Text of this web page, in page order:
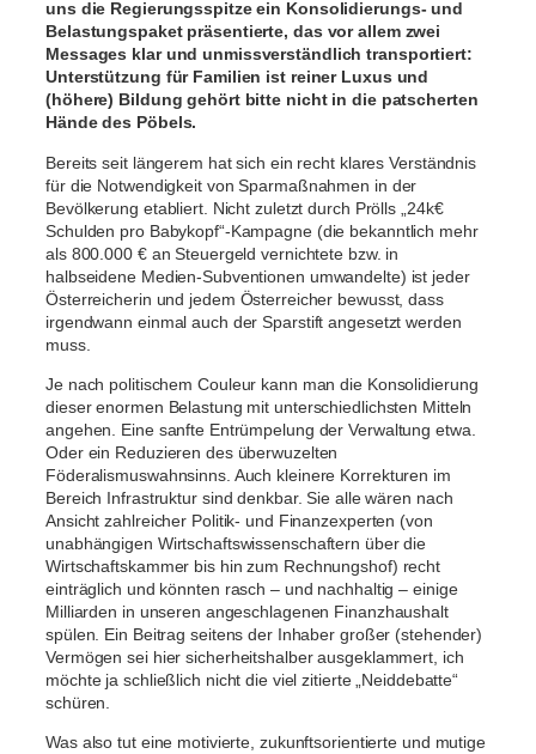
uns die Regierungsspitze ein Konsolidierungs- und
Belastungspaket präsentierte, das vor allem zwei
Messages klar und unmissverständlich transportiert:
Unterstützung für Familien ist reiner Luxus und
(höhere) Bildung gehört bitte nicht in die patscherten
Hände des Pöbels.
Bereits seit längerem hat sich ein recht klares Verständnis
für die Notwendigkeit von Sparmaßnahmen in der
Bevölkerung etabliert. Nicht zuletzt durch Prölls „24k€
Schulden pro Babykopf“-Kampagne (die bekanntlich mehr
als 800.000 € an Steuergeld vernichtete bzw. in
halbseidene Medien-Subventionen umwandelte) ist jeder
Österreicherin und jedem Österreicher bewusst, dass
irgendwann einmal auch der Sparstift angesetzt werden
muss.
Je nach politischem Couleur kann man die Konsolidierung
dieser enormen Belastung mit unterschiedlichsten Mitteln
angehen. Eine sanfte Entrümpelung der Verwaltung etwa.
Oder ein Reduzieren des überwuzelten
Föderalismuswahnsinns. Auch kleinere Korrekturen im
Bereich Infrastruktur sind denkbar. Sie alle wären nach
Ansicht zahlreicher Politik- und Finanzexperten (von
unabhängigen Wirtschaftswissenschaftern über die
Wirtschaftskammer bis hin zum Rechnungshof) recht
einträglich und könnten rasch – und nachhaltig – einige
Milliarden in unseren angeschlagenen Finanzhaushalt
spülen. Ein Beitrag seitens der Inhaber großer (stehender)
Vermögen sei hier sicherheitshalber ausgeklammert, ich
möchte ja schließlich nicht die viel zitierte „Neiddebatte“
schüren.
Was also tut eine motivierte, zukunftsorientierte und mutige